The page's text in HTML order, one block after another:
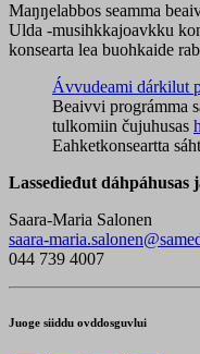
Maŋŋelabbos seamma
Ulda -musihkkajoavkku
konsearta lea buohkaide
Ávvudeami dárkilut
Beaivvi prográmma
tulkomiin čujuhusas
Eahketkonseartta
Lassedieđut dáhpáhusas
Saara-Maria Salonen
saara-
044 739 4007
Juoge siiddu ovddosguvlui